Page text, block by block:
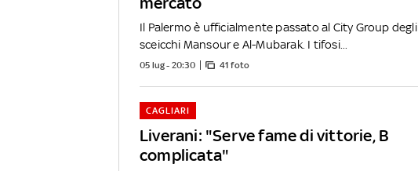
Il Palermo è ufficialmente passato al City Group degli
sceicchi Mansour e Al-Mubarak. I tifosi...
05 lug - 20:30 41 foto
Liverani: "Serve fame di vittorie, B
complicata"
CAGLIARI